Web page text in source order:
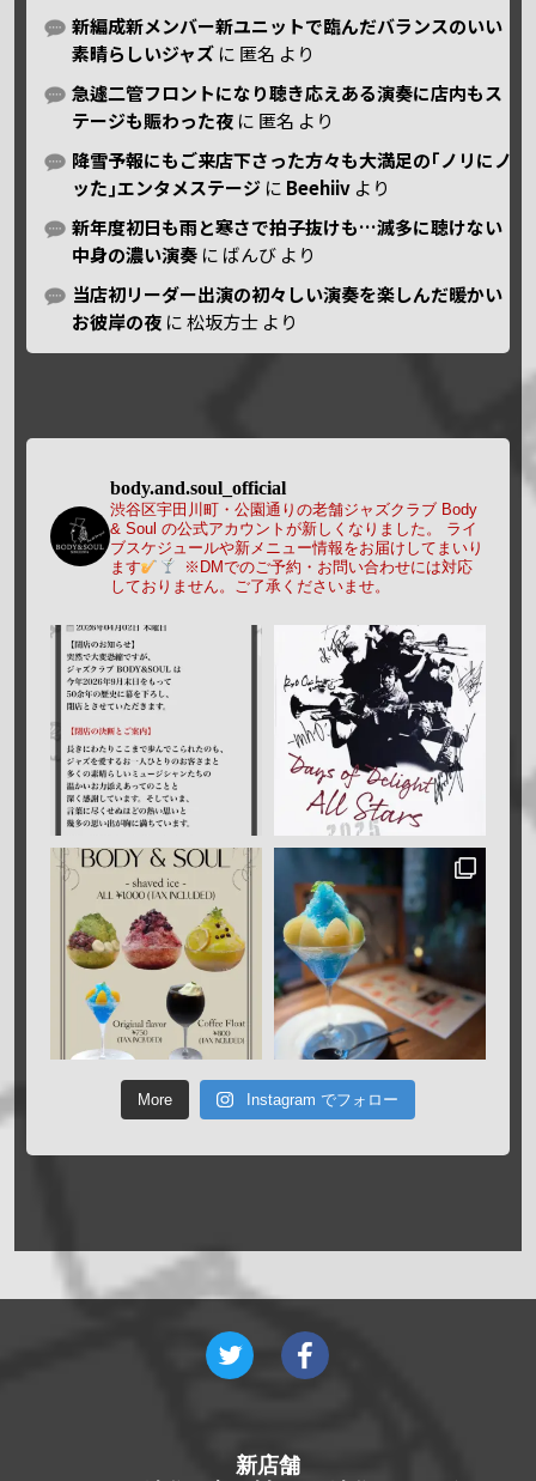
新編成新メンバー新ユニットで臨んだバランスのいい
素晴らしいジャズ に 匿名 より
急遽二管フロントになり聴き応えある演奏に店内もス
テージも賑わった夜 に 匿名 より
降雪予報にもご来店下さった方々も大満足の｢ノリにノ
ッた｣エンタメステージ に Beehiiv より
新年度初日も雨と寒さで拍子抜けも…滅多に聴けない
中身の濃い演奏 に ばんび より
当店初リーダー出演の初々しい演奏を楽しんだ暖かい
お彼岸の夜 に松坂方士 より
body.and.soul_official
渋谷区宇田川町・公園通りの老舗ジャズクラブ Body
& Soul の公式アカウントが新しくなりました。
ライ
ブスケジュールや新メニュー情報をお届けしてまいり
ます
※DMでのご予約・お問い合わせには対応
しておりません。ご了承くださいませ。
More Instagram でフォロー
新店舗